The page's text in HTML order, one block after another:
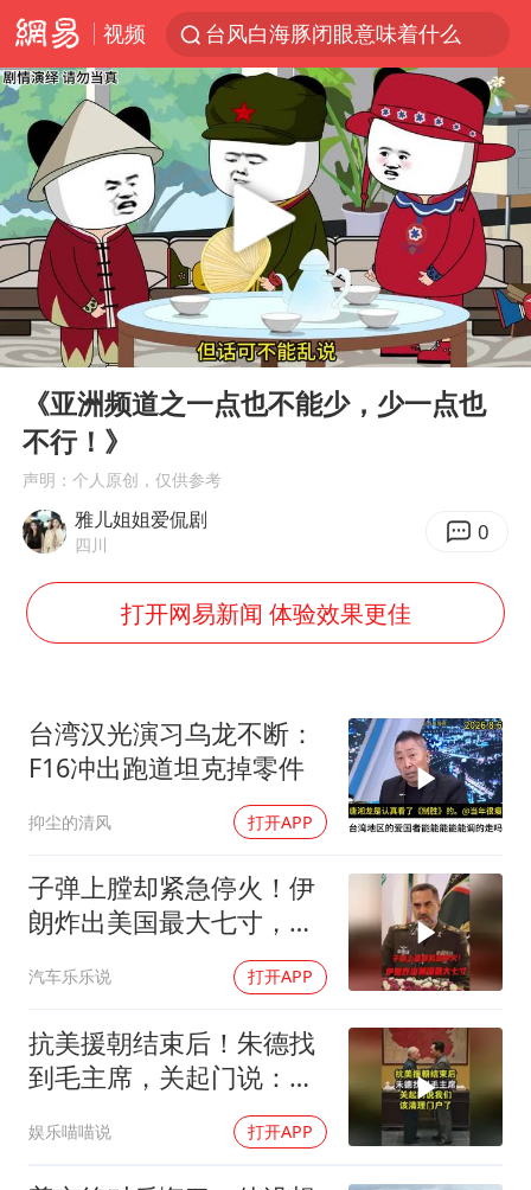
视频
台风白海豚闭眼意味着什么
峰哥实名举报汪海林偷税漏税
浙江温州发布台风橙色预警信号
男童模仿奥特曼从高处跳下致骨折
富婆带资进组给自己硬加60多场吻戏
金饰克价一夜涨回1300元
名创优品一次性内裤 颜面尽失
白海豚将正面袭击贯穿浙江
视频丨中国东方电气集团原党组副书记、董事宋致远被查
牛津大学一纸声明甩不了锅
包文婧：二胎很难一碗水端平
香港宏福苑火灾或由烟头引起
女主硬加吻戏短剧已下架
《给阿嬷的情书》售后来了
人民的健康、体质、幸福一脉相承
Play
00:00 02:09
《亚洲频道之一点也不能少，少一点也
不行！》
声明：个人原创，仅供参考
雅儿姐姐爱侃剧
四川 0
打开网易新闻 体验效果更佳
台湾汉光演习乌龙不断：
F16冲出跑道坦克掉零件
抑尘的清风 打开APP
子弹上膛却紧急停火！伊
朗炸出美国最大七寸，特
汽车乐乐说 打开APP
抗美援朝结束后！朱德找
到毛主席，关起门说：我
娱乐喵喵说 打开APP